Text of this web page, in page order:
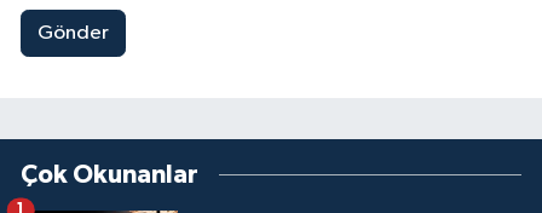
Gönder
Çok Okunanlar